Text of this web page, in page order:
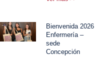
Bienvenida 2026
Enfermería –
sede
Concepción